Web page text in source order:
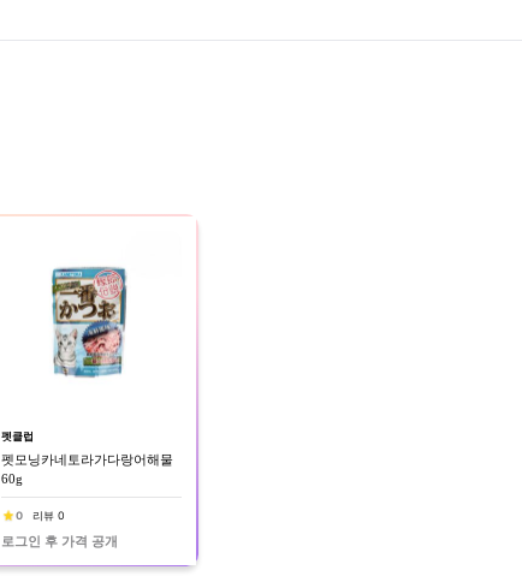
펫클럽
펫모닝카네토라가다랑어해물
60g
0 리뷰 0
로그인 후 가격 공개